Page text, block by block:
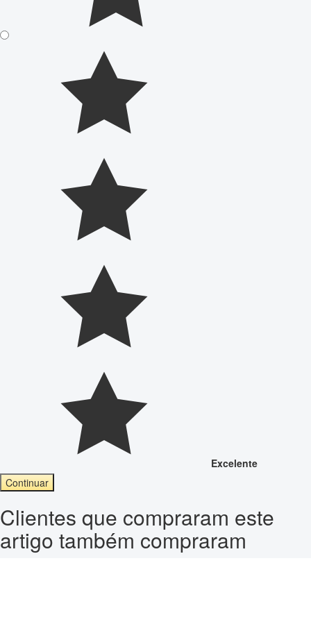
Excelente
Continuar
Clientes que compraram este
artigo também compraram